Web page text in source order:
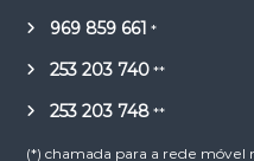
969 859 661 *
253 203 740**
253 203 748**
(*) chamada para a rede móvel